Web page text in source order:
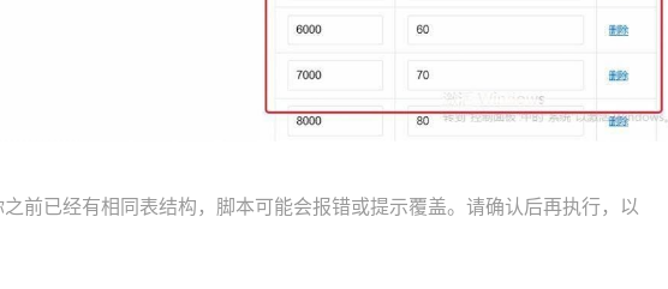
之前已经有相同表结构，脚本可能会报错或提示覆盖。请确认后再执行，以